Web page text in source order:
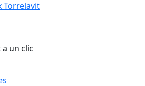
Torrelavit
a un clic